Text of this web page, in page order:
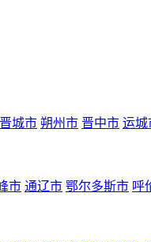
晋城市 朔州市 晋中市 运城
市 通辽市 鄂尔多斯市 呼